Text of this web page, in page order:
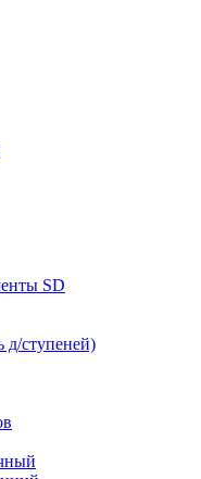
SD
д/ступеней)